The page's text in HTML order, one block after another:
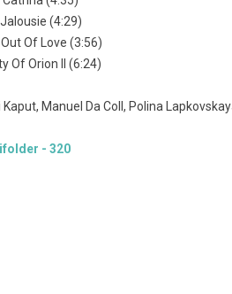
(4:29)
Out Of Love (3:56)
Of Orion II (6:24)
Manuel Da Coll, Polina
ifolder - 320